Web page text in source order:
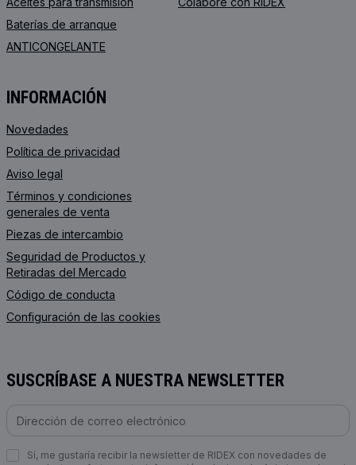
Baterías de arranque
ANTICONGELANTE
INFORMACIÓN
Novedades
Política de privacidad
Aviso legal
Términos y condiciones
generales de venta
Piezas de intercambio
Seguridad de Productos y
Retiradas del Mercado
Código de conducta
Configuración de las cookies
SUSCRÍBASE A NUESTRA NEWSLETTER
Sí, me gustaría recibir la newsletter de RIDEX con novedades de